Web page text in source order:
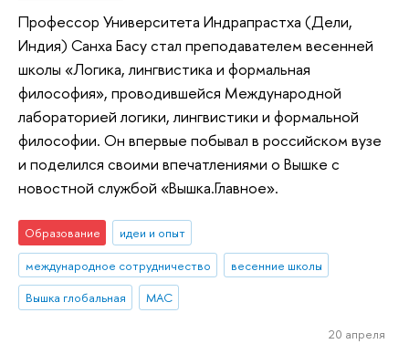
Профессор Университета Индрапрастха (Дели,
Индия) Санха Басу стал преподавателем весенней
школы «Логика, лингвистика и формальная
философия», проводившейся Международной
лабораторией логики, лингвистики и формальной
философии. Он впервые побывал в российском вузе
и поделился своими впечатлениями о Вышке с
новостной службой «Вышка.Главное».
Образование
идеи и опыт
международное сотрудничество
весенние школы
Вышка глобальная
МАС
20 апреля